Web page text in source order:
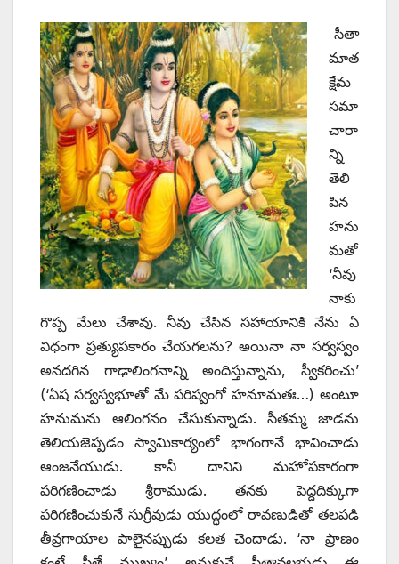
సీతా
మాత
క్షేమ
సమా
చారా
న్ని
తెలి
పిన
హను
మతో
‘నీవు
నాకు
గొప్ప మేలు చేశావు. నీవు చేసిన సహాయానికి నేను ఏ
విధంగా ప్రత్యుపకారం చేయగలను? అయినా నా సర్వస్వం
అనదగిన గాఢాలింగనాన్ని అందిస్తున్నాను, స్వీకరించు’
(‘ఏష సర్వస్వభూతో మే పరిష్వంగో హనూమతః…) అంటూ
హనుమను ఆలింగనం చేసుకున్నాడు. సీతమ్మ జాడను
తెలియజెప్పడం స్వామికార్యంలో భాగంగానే భావించాడు
ఆంజనేయుడు. కానీ దానిని మహోపకారంగా
పరిగణించాడు శ్రీరాముడు. తనకు పెద్దదిక్కుగా
పరిగణించుకునే సుగ్రీవుడు యుద్ధంలో రావణుడితో తలపడి
తీవ్రగాయాల పాలైనప్పుడు కలత చెందాడు. ‘నా ప్రాణం